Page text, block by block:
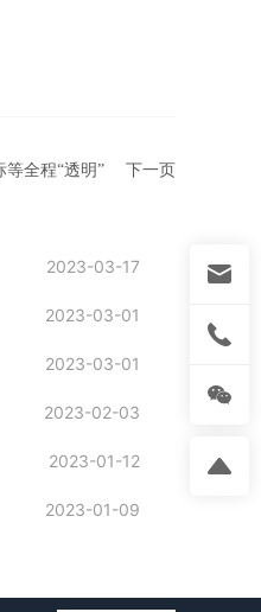
全程“透明” 下一页
2023-03-17
2023-03-01
2023-03-01
2023-02-03
2023-01-12
2023-01-09